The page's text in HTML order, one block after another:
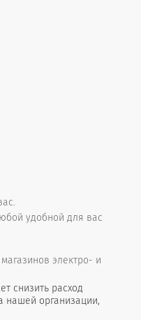
удобной для вас
электро- и
снизить расход
нашей организации,